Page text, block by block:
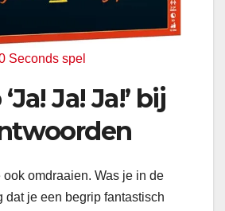
Seconds spel
Ja! Ja!’ bij
ook omdraaien. Was je in de
dat je een begrip fantastisch